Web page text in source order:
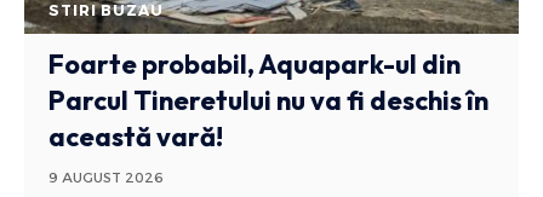
STIRI BUZAU
Foarte probabil, Aquapark-ul din
Parcul Tineretului nu va fi deschis în
această vară!
9 AUGUST 2026